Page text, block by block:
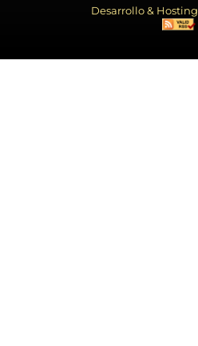
Desarrollo &